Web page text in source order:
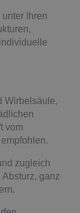
Ihren
Wirbelsäule,
vom
zugleich
ganz